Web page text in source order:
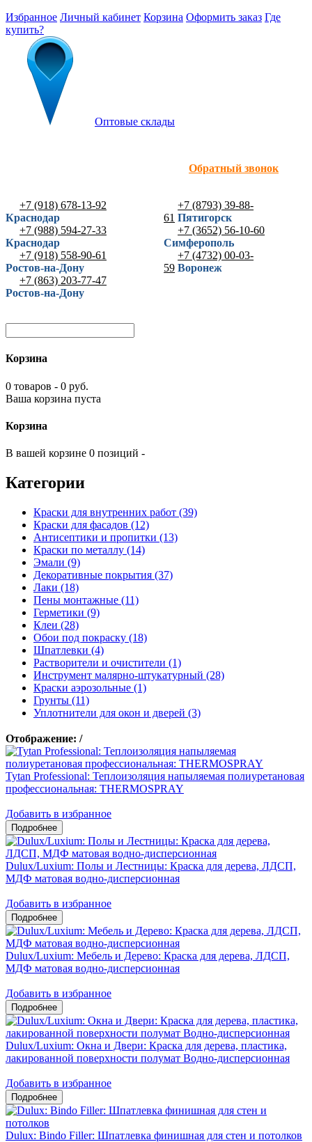
Избранное Личный кабинет Корзина Оформить заказ Где
купить?
Оптовые склады
Обратный звонок
+7 (918) 678-13-92
Краснодар
+7 (988) 594-27-33
Краснодар
+7 (918) 558-90-61
Ростов-на-Дону
+7 (863) 203-77-47
Ростов-на-Дону
+7 (8793) 39-88-
61 Пятигорск
+7 (3652) 56-10-60
Симферополь
+7 (4732) 00-03-
59 Воронеж
Корзина
0 товаров - 0 руб.
Ваша корзина пуста
Корзина
В вашей корзине 0 позиций -
Категории
Краски для внутренних работ (39)
Краски для фасадов (12)
Антисептики и пропитки (13)
Краски по металлу (14)
Эмали (9)
Декоративные покрытия (37)
Лаки (18)
Пены монтажные (11)
Герметики (9)
Клеи (28)
Обои под покраску (18)
Шпатлевки (4)
Растворители и очистители (1)
Инструмент малярно-штукатурный (28)
Краски аэрозольные (1)
Грунты (11)
Уплотнители для окон и дверей (3)
Отображение: /
Tytan Professional: Теплоизоляция напыляемая полиуретановая
профессиональная: THERMOSPRAY
Добавить в избранное
Dulux/Luxium: Полы и Лестницы: Краска для дерева, ЛДСП,
МДФ матовая водно-дисперсионная
Добавить в избранное
Dulux/Luxium: Мебель и Дерево: Краска для дерева, ЛДСП,
МДФ матовая водно-дисперсионная
Добавить в избранное
Dulux/Luxium: Окна и Двери: Краска для дерева, пластика,
лакированной поверхности полумат Водно-дисперсионная
Добавить в избранное
Dulux: Bindo Filler: Шпатлевка финишная для стен и потолков